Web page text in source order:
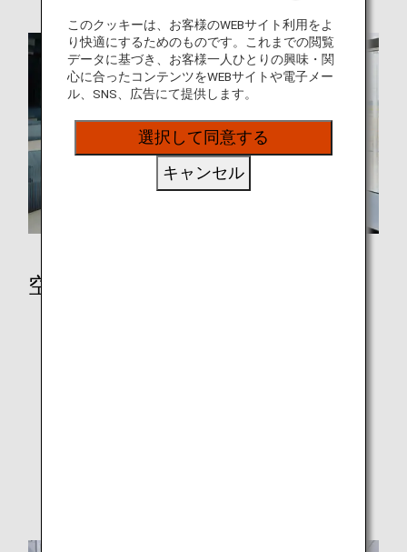
空港
このクッキーは、お客様のWEBサイト利用をよ
り快適にするためのものです。これまでの閲覧
データに基づき、お客様一人ひとりの興味・関
心に合ったコンテンツをWEBサイトや電子メー
ル、SNS、広告にて提供します。
選択して同意する
キャンセル